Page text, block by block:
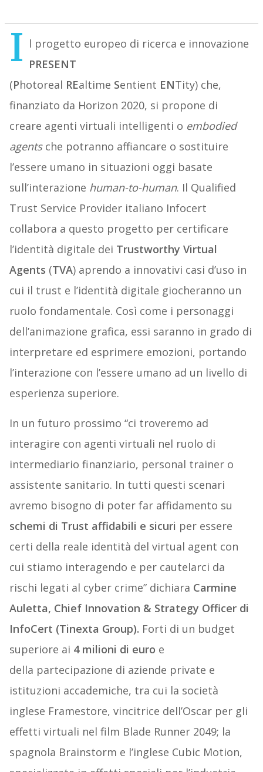
I l progetto europeo di ricerca e innovazione
PRESENT
(Photoreal REaltime Sentient ENTity) che,
finanziato da Horizon 2020, si propone di
creare agenti virtuali intelligenti o embodied
agentsche potranno affiancare o sostituire
l’essere umano in situazioni oggi basate
sull’interazione human-to-human. Il Qualified
Trust Service Provider italiano Infocert
collabora a questo progetto per certificare
l’identità digitale dei Trustworthy Virtual
Agents (TVA) aprendo a innovativi casi d’uso in
cui il trust e l’identità digitale giocheranno un
ruolo fondamentale. Così come i personaggi
dell’animazione grafica, essi saranno in grado di
interpretare ed esprimere emozioni, portando
l’interazione con l’essere umano ad un livello di
esperienza superiore.
In un futuro prossimo “ci troveremo ad
interagire con agenti virtuali nel ruolo di
intermediario finanziario, personal trainer o
assistente sanitario. In tutti questi scenari
avremo bisogno di poter far affidamento su
schemi di Trust affidabili e sicuri per essere
certi della reale identità del virtual agent con
cui stiamo interagendo e per cautelarci da
rischi legati al cyber crime” dichiara Carmine
Auletta, Chief Innovation & Strategy Officer di
InfoCert (Tinexta Group). Forti di un budget
superiore ai 4 milioni di euro e
della partecipazione di aziende private e
istituzioni accademiche, tra cui la società
inglese Framestore, vincitrice dell’Oscar per gli
effetti virtuali nel film Blade Runner 2049; la
spagnola Brainstorm e l’inglese Cubic Motion,